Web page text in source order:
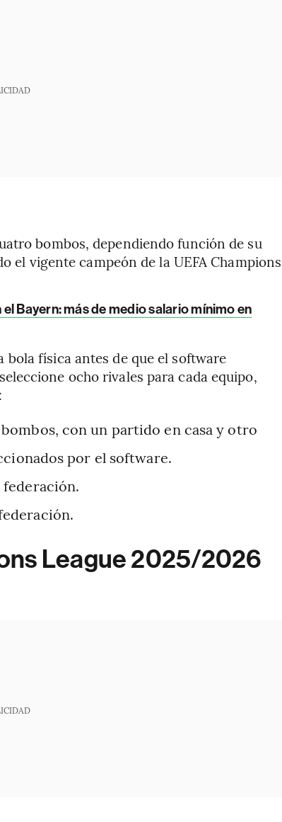
bombos, dependiendo función de su
vigente campeón de la UEFA Champions
Bayern: más de medio salario mínimo en
bola física antes de que el software
ocho rivales para cada equipo,
con un partido en casa y otro
por el software.
federación.
League 2025/2026